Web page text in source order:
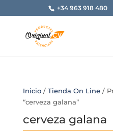
+34 963 918 480
Inicio/ Tienda On Line/
“cerveza galana”
cerveza galana